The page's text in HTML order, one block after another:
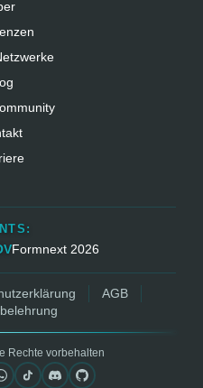
Formnext 2026
AGB
Rechte vorbehalten